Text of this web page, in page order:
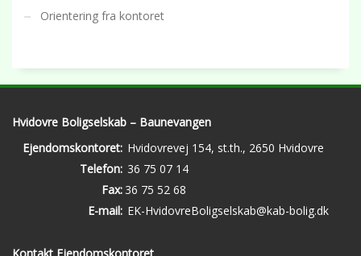
Orientering fra kontoret
Hvidovre Boligselskab – Baunevangen
Ejendomskontoret: Hvidovrevej 154, st.th., 2650 Hvidovre
Telefon: 36 75 07 14
Fax: 36 75 52 68
E-mail: EK-HvidovreBoligselskab@kab-bolig.dk